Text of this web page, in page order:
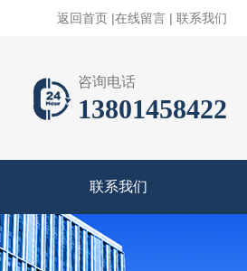
返回首页 |在线留言 | 联系我们
咨询电话
13801458422
联系我们